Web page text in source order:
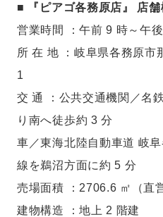
■ 『ピアゴ各務原店』 店舗
営業時間 ：午前 9 時～午
所 在 地 ：岐阜県各務原市
1
交 通 ：公共交通機関／名
り南へ徒歩約 3 分
車／東海北陸自動車道 岐
線を鵜沼方面に約 5 分
売場面積 ：2706.6 ㎡（直
建物構造 ：地上 2 階建